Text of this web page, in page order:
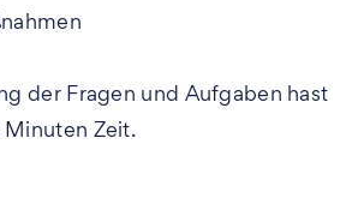
der Fragen und Aufgaben hast
Zeit.